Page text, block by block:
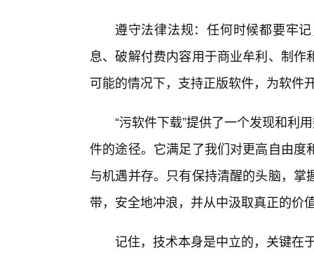
遵守法律法规：任何时候都要牢
息、破解付费内容用于商业牟利、制
可能的情况下，支持正版软件，为软件
“污软件下载”提供了一个发现和利
件的途径。它满足了我们对更高自由
与机遇并存。只有保持清醒的头脑，
带，安全地冲浪，并从中汲取真正的价
记住，技术本身是中立的，关键在